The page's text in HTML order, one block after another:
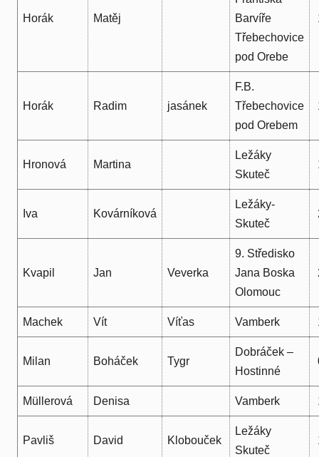
Horák Matěj
Barvíře
Třebechovice
pod Orebe
Horák Radim jasánek
F.B.
Třebechovice
pod Orebem
Hronová Martina
Ležáky
Skuteč
Iva Kovárníková
Ležáky-
Skuteč
Kvapil Jan Veverka
9. Středisko
Jana Boska
Olomouc
Machek Vít Víťas Vamberk
Milan Boháček Tygr
Dobráček –
Hostinné
Müllerová Denisa Vamberk
Pavliš David Klobouček
Ležáky
Skuteč